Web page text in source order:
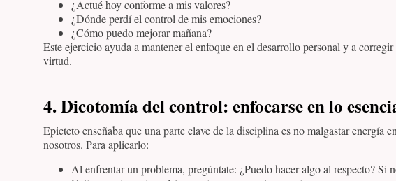
¿Actué hoy conforme a mis valores?
¿Dónde perdí el control de mis emociones?
¿Cómo puedo mejorar mañana?
Este ejercicio ayuda a mantener el enfoque en el desarrollo personal y a
virtud.
4. Dicotomía del control: enfocarse en lo
Epicteto enseñaba que una parte clave de la disciplina es no malgastar energía
nosotros. Para aplicarlo:
Al enfrentar un problema, pregúntate: ¿Puedo hacer algo al respecto? Si